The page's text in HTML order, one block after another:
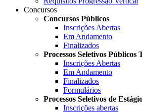
Concursos
Concursos Públicos
Inscrições Abertas
Em Andamento
Finalizados
Processos Seletivos Públicos
Inscrições Abertas
Em Andamento
Finalizados
Formulários
Processos Seletivos de
Inscrições abertas